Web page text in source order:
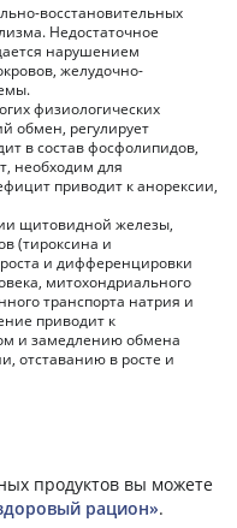
восстановительных
Недостаточное
нарушением
желудочно-
физиологических
обмен, регулирует
в состав фосфолипидов,
необходим для
приводит к анорексии,
щитовидной железы,
(тироксина и
и дифференцировки
митохондриального
транспорта натрия и
приводит к
и замедлению обмена
отставанию в росте и
продуктов вы можете
рацион».